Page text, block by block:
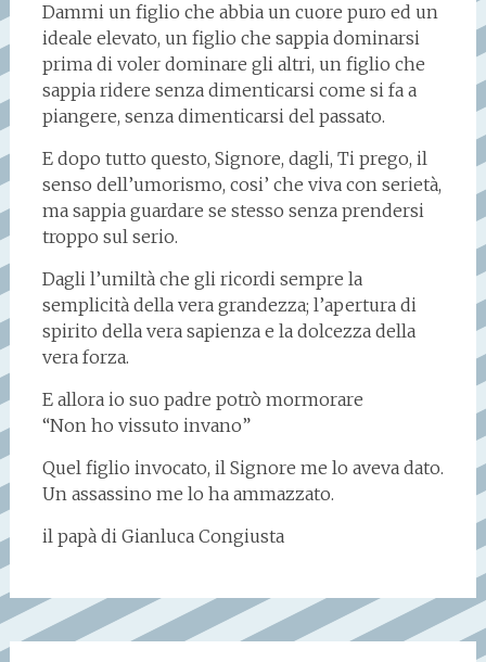
Dammi un figlio che abbia un cuore puro ed un
ideale elevato, un figlio che sappia dominarsi
prima di voler dominare gli altri, un figlio che
sappia ridere senza dimenticarsi come si fa a
piangere, senza dimenticarsi del passato.
E dopo tutto questo, Signore, dagli, Ti prego, il
senso dell’umorismo, cosi’ che viva con serietà,
ma sappia guardare se stesso senza prendersi
troppo sul serio.
Dagli l’umiltà che gli ricordi sempre la
semplicità della vera grandezza; l’apertura di
spirito della vera sapienza e la dolcezza della
vera forza.
E allora io suo padre potrò mormorare
“Non ho vissuto invano”
Quel figlio invocato, il Signore me lo aveva dato.
Un assassino me lo ha ammazzato.
il papà di Gianluca Congiusta